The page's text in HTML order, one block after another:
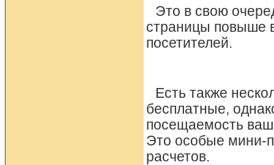
Это в свою
страницы повыше
посетителей.
Есть также
бесплатные,
посещаемость
Это особые мини-
расчетов.